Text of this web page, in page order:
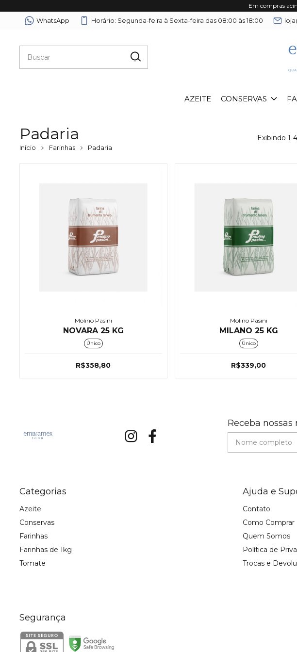
Em compras
WhatsApp Horário: Segunda-feira à Sexta-feira das 08:00 às 18:00
AZEITE CONSERVAS
Padaria
Início Farinhas Padaria
Exibindo
Molino Pasini
NOVARA 25 KG
Único
R$358,80
Molino Pasini
MILANO 25 KG
Único
R$339,00
Receba
Categorias
Azeite
Conservas
Farinhas
Farinhas de 1kg
Tomate
Ajuda e
Contato
Como Comprar
Quem Somos
Política de
Trocas e
Segurança